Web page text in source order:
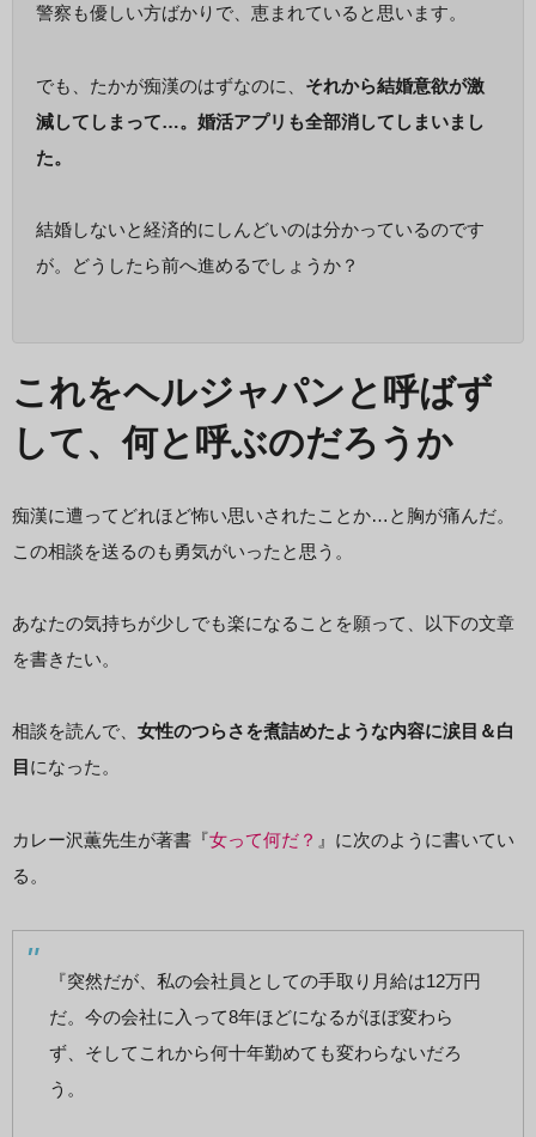
警察も優しい方ばかりで、恵まれていると思います。
でも、たかが痴漢のはずなのに、 それから結婚意欲が激
減してしまって…。婚活アプリも全部消してしまいまし
た。
結婚しないと経済的にしんどいのは分かっているのです
が。どうしたら前へ進めるでしょうか？
これをヘルジャパンと呼ばず
して、何と呼ぶのだろうか
痴漢に遭ってどれほど怖い思いされたことか…と胸が痛んだ。
この相談を送るのも勇気がいったと思う。
あなたの気持ちが少しでも楽になることを願って、以下の文章
を書きたい。
相談を読んで、 女性のつらさを煮詰めたような内容に涙目＆白
目 になった。
カレー沢薫先生が著書『女って何だ？ 』に次のように書いてい
る。
『突然だが、私の会社員としての手取り月給は12万円
だ。今の会社に入って8年ほどになるがほぼ変わら
ず、そしてこれから何十年勤めても変わらないだろ
う。